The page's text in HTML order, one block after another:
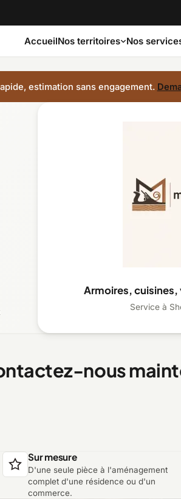
AccueilNos territoires Nos
estimation sans engagement.
Armoires,
Service à
nous
Sur mesure
D'une seule pièce à l'aménagement
complet d'une résidence ou d'un
commerce.